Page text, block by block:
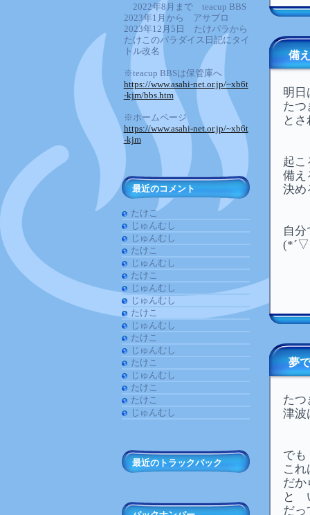
2022年8月まで teacup BBS
2023年1月から アサブロ
2023年12月5日 たけパラから
たけこのパラダイス日記にタイ
トル改名
※teacup BBSは保管庫へ
https://www.asahi-net.or.jp/~xb6t
-kjm/bbs.htm
※ホームページ
https://www.asahi-net.or.jp/~xb6t
-kjm
最近のコメント
たけこ
じゅんむし
じゅんむし
たけこ
じゅんむし
たけこ
じゅんむし
じゅんむし
たけこ
じゅんむし
たけこ
じゅんむし
たけこ
じゅんむし
たけこ
たけこ
じゅんむし
最近のトラックバック
備
明日
たつ
と
起こ
備え
決め
自
夢
たつ
津波
で
こ
だ
と
だ